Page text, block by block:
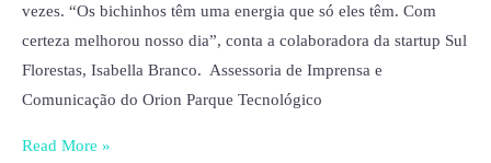
vezes. “Os bichinhos têm uma energia que só eles têm. Com
certeza melhorou nosso dia”, conta a colaboradora da startup Sul
Florestas, Isabella Branco. Assessoria de Imprensa e
Comunicação do Orion Parque Tecnológico
Read More »